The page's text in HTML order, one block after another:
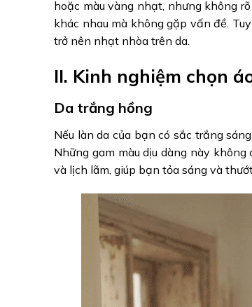
hoặc màu vàng nhạt, nhưng không
khác nhau mà không gặp vấn đề.
trở nên nhạt nhòa trên da.
II. Kinh nghiệm chọn
Da trắng hồng
Nếu làn da của bạn có sắc trắng
Những gam màu dịu dàng này
và lịch lãm, giúp bạn tỏa sáng và